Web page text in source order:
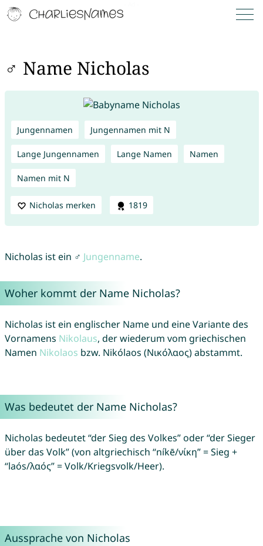
♂ Name Nicholas
Jungennamen Jungennamen mit N
Lange Jungennamen Lange Namen Namen
Namen mit N
Nicholas merken 1819
Nicholas ist ein ♂ Jungenname.
Woher kommt der Name Nicholas?
Nicholas ist ein englischer Name und eine Variante des
Vornamens Nikolaus, der wiederum vom griechischen
Namen Nikolaos bzw. Nikólaos (Νικόλαος) abstammt.
Was bedeutet der Name Nicholas?
Nicholas bedeutet “der Sieg des Volkes” oder “der Sieger
über das Volk” (von altgriechisch “níkē/νίκη” = Sieg +
“laós/λαός” = Volk/Kriegsvolk/Heer).
Aussprache von Nicholas